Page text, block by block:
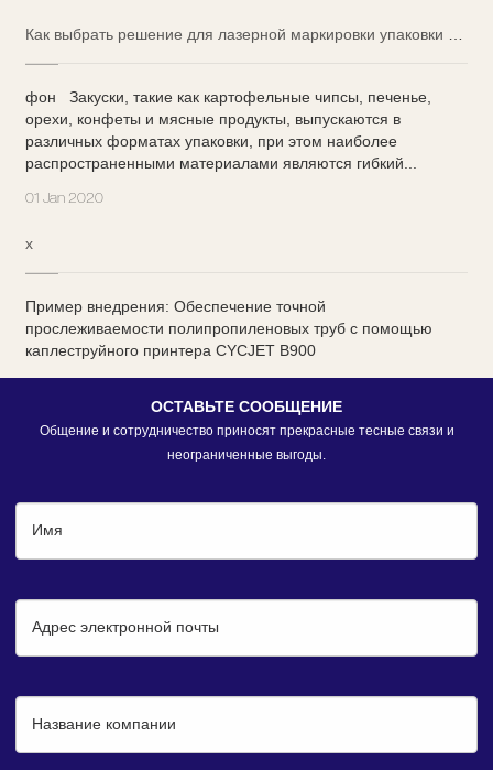
фон Закуски, такие как картофельные чипсы, печенье,
орехи, конфеты и мясные продукты, выпускаются в
различных форматах упаковки, при этом наиболее
распространенными материалами являются гибкий...
01 Jan 2020
x
Пример внедрения: Обеспечение точной
прослеживаемости полипропиленовых труб с помощью
каплеструйного принтера CYCJET B900
ОСТАВЬТЕ СООБЩЕНИЕ
Общение и сотрудничество приносят прекрасные тесные связи и
неограниченные выгоды.
Имя
Адрес электронной почты
Название компании